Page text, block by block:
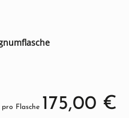
pro Flasche 175,00 €